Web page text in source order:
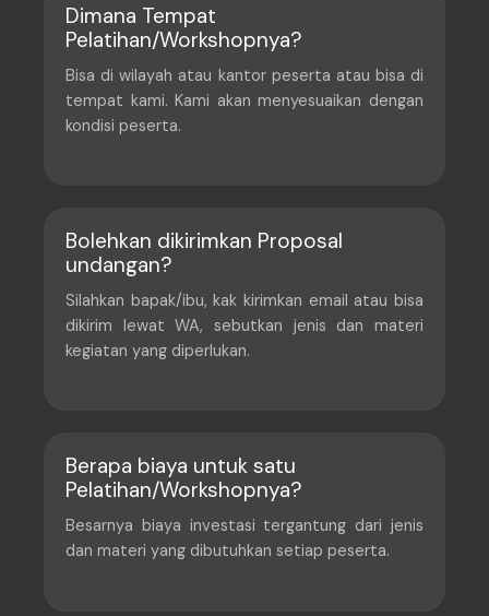
Dimana Tempat
Pelatihan/Workshopnya?
Bisa di wilayah atau kantor peserta atau bisa di
tempat kami. Kami akan menyesuaikan dengan
kondisi peserta.
Bolehkan dikirimkan Proposal
undangan?
Silahkan bapak/ibu, kak kirimkan email atau bisa
dikirim lewat WA, sebutkan jenis dan materi
kegiatan yang diperlukan.
Berapa biaya untuk satu
Pelatihan/Workshopnya?
Besarnya biaya investasi tergantung dari jenis
dan materi yang dibutuhkan setiap peserta.